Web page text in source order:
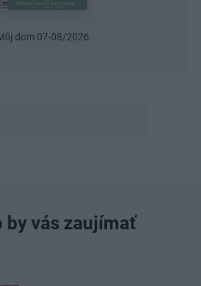
07-08/2026
by vás zaujímať